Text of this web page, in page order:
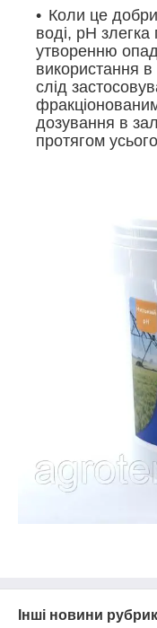
Коли це
воді, pH
утворенню
використання в
слід
дозування в
протягом
Інші новини